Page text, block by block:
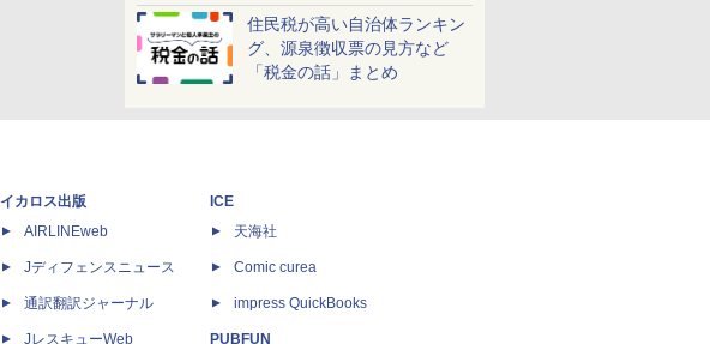
しよう！
住民税が高い自治体ランキン
グ、源泉徴収票の見方など
「税金の話」まとめ
イカロス出版
AIRLINEweb
Jディフェンスニュース
通訳翻訳ジャーナル
JレスキューWeb
ICE
天海社
Comic curea
impress QuickBooks
PUBFUN